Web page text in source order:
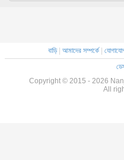
বাড়ি| আমাদের সম্পর্কে|
Copyright © 2015 - 2026
All